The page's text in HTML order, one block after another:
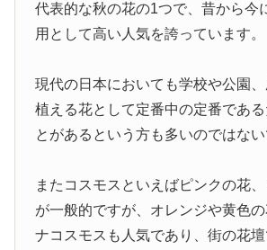
代表的な秋の花の1つで、昔から今
用として高い人気を誇っています。
現代の日本においても学校や公園
植える花として定番中の定番であ
とがあるという方も多いのではない
またコスモスといえばピンクの花
が一般的ですが、オレンジや黄色
ナコスモスも人気であり、街の花